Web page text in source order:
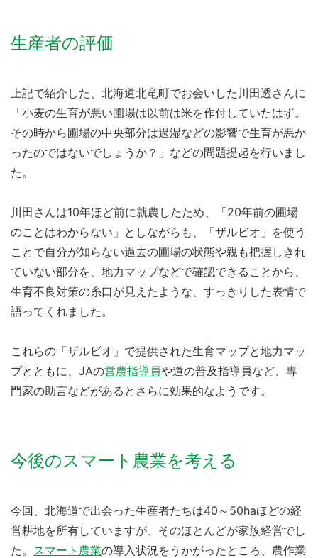
生産者の評価
上記で紹介した、北海道北竜町でお会いした川田透さんに
「小麦の生育が悪い圃場は以前は米を作付していたはず。
その時から圃場の中央部分は過湿などの影響で生育が悪か
ったのではないでしょうか？」などの問題提起を行いまし
た。
川田さんは10年ほど前に就農したため、「20年前の圃場
のことはわからない」としながらも、「ザルビオ」を使う
ことで自分が知らない過去の圃場の状態や親も把握しきれ
ていない部分を、地力マップなどで確認できることから、
生育不良対策の糸口が見えたような、すっきりした表情で
語ってくれました。
これらの「ザルビオ」で提供された生育マップと地力マッ
プとともに、JAの営農指導員や道の普及指導員など、専
門家の助言などがあるとさらに効果的なようです。
今後のスマート農業を考える
今回、北海道で出会った生産者たちは40～50haほどの経
営耕地を所有していますが、そのほとんどが家族経営でし
た。 スマート農業の導入状況をうかがったところ、農作業